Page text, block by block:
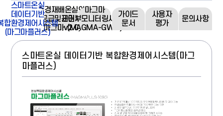
스마트온실
데이터기반
합환경제어시스템
(마그마플러스)
수경재배온실의
양액공급및제어시스템
(마그마v2.0)
마그마
근권부모니터링시스템
(MAGMA-GWC)
가이드
문서
사용자
평가
문의사항
스마트온실 데이터기반 복합환경제어시스템(마그
마플러스)